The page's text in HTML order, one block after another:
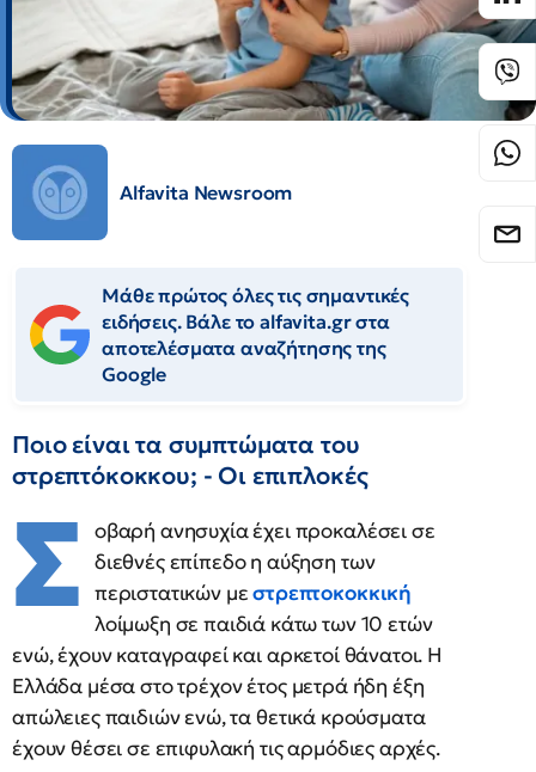
Alfavita Newsroom
Μάθε πρώτος όλες τις σημαντικές
ειδήσεις. Βάλε το alfavita.gr στα
αποτελέσματα αναζήτησης της
Google
Ποιο είναι τα συμπτώματα του
στρεπτόκοκκου; - Οι επιπλοκές
Σ οβαρή ανησυχία έχει προκαλέσει σε
διεθνές επίπεδο η αύξηση των
περιστατικών μεστρεπτοκοκκική
λοίμωξη σε παιδιά κάτω των 10 ετών
ενώ, έχουν καταγραφεί και αρκετοί θάνατοι. Η
Ελλάδα μέσα στο τρέχον έτος μετρά ήδη έξη
απώλειες παιδιών ενώ, τα θετικά κρούσματα
έχουν θέσει σε επιφυλακή τις αρμόδιες αρχές.